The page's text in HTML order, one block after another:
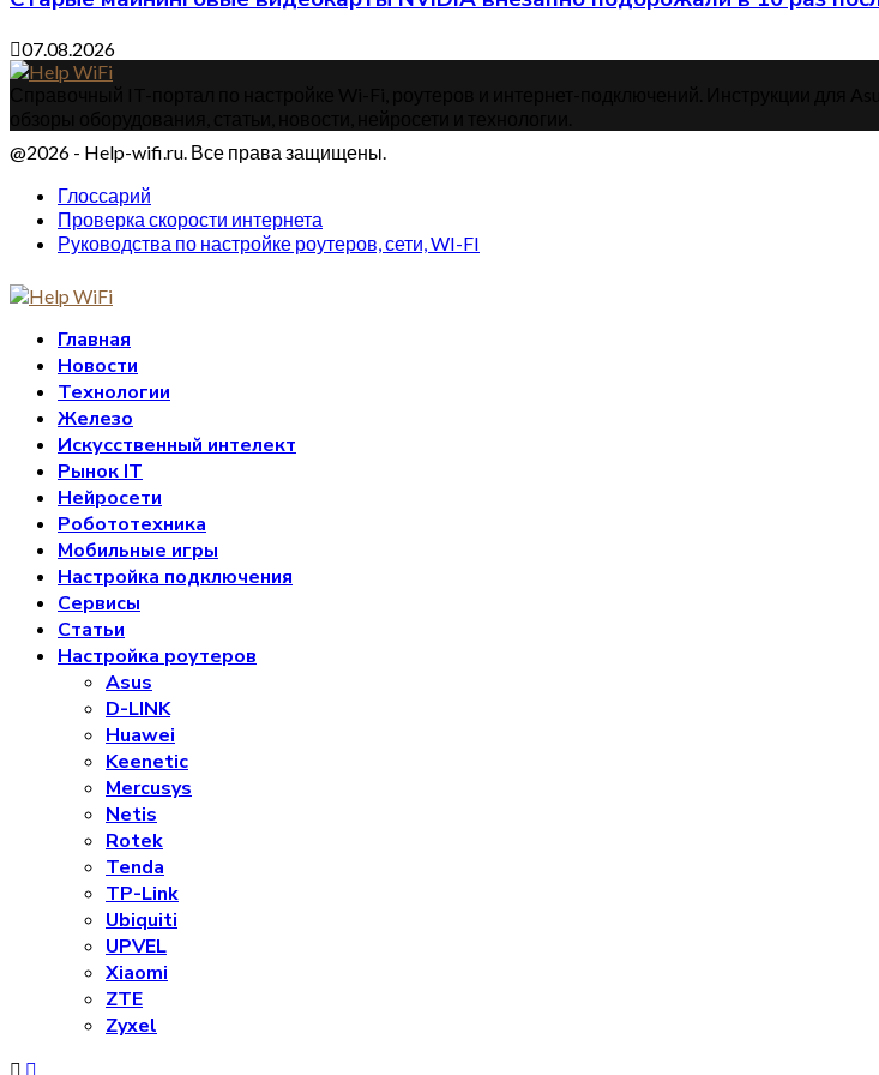
07.08.2026
@2026 - Help-wifi.ru. Все права защищены.
Глоссарий
Проверка скорости интернета
Руководства по настройке роутеров, сети, WI-FI
Главная
Новости
Технологии
Железо
Искусственный интелект
Рынок IT
Нейросети
Робототехника
Мобильные игры
Настройка подключения
Сервисы
Статьи
Настройка роутеров
Asus
D-LINK
Huawei
Keenetic
Mercusys
Netis
Rotek
Tenda
TP-Link
Ubiquiti
UPVEL
Xiaomi
ZTE
Zyxel